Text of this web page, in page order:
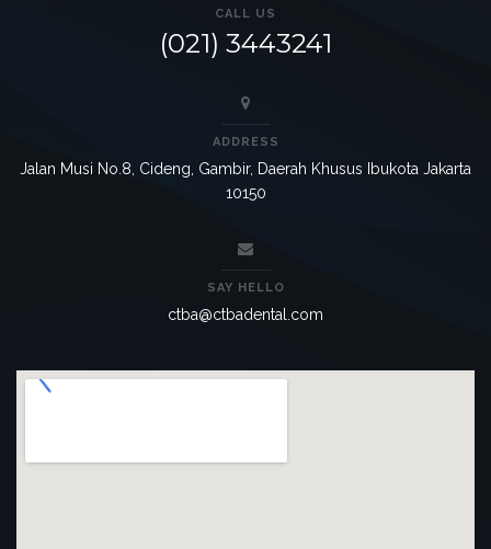
CALL US
(021) 3443241
ADDRESS
Jalan Musi No.8, Cideng, Gambir, Daerah Khusus Ibukota Jakarta
10150
SAY HELLO
ctba@ctbadental.com